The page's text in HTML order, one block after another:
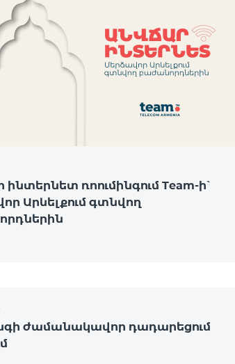
ռոումինգում Team-ի՝
Արևելքում գտնվող
ժամանակավոր դադարեցում